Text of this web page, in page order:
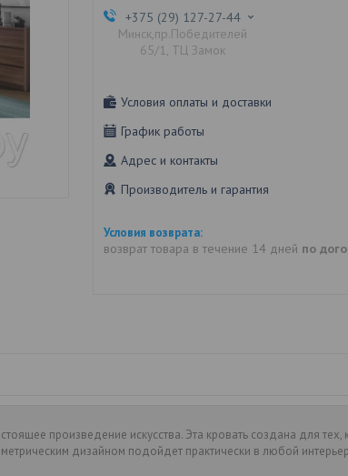
+375 (29) 127-27-44
Минск,пр.Победителей
65/1, ТЦ Замок
Условия оплаты и доставки
График работы
Адрес и контакты
Производитель и гарантия
возврат товара в течение 14 дней по
произведение искусства. Эта кровать создана для тех,
дизайном подойдет практически в любой